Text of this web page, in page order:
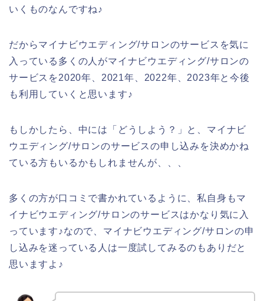
いくものなんですね♪
だからマイナビウエディング/サロンのサービスを気に
入っている多くの人がマイナビウエディング/サロンの
サービスを2020年、2021年、2022年、2023年と今後
も利用していくと思います♪
もしかしたら、中には「どうしよう？」と、マイナビ
ウエディング/サロンのサービスの申し込みを決めかね
ている方もいるかもしれませんが、、、
多くの方が口コミで書かれているように、私自身もマ
イナビウエディング/サロンのサービスはかなり気に入
っています♪なので、マイナビウエディング/サロンの申
し込みを迷っている人は一度試してみるのもありだと
思いますよ♪